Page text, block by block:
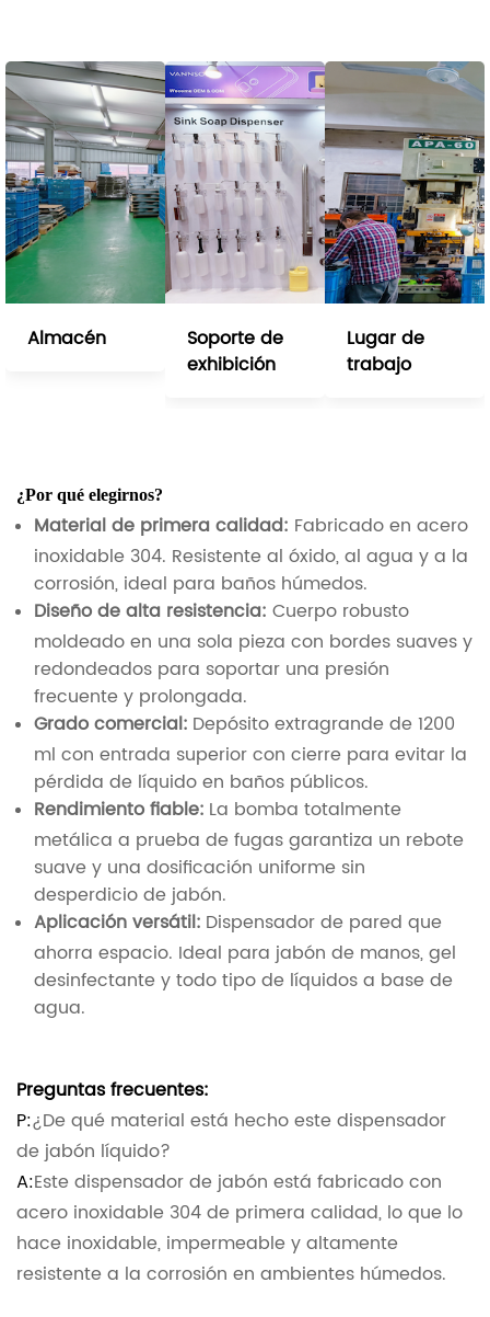
Almacén
Soporte de
exhibición
Lugar de
trabajo
¿Por qué elegirnos?
Material de primera calidad: Fabricado en acero
inoxidable 304. Resistente al óxido, al agua y a la
corrosión, ideal para baños húmedos.
Diseño de alta resistencia: Cuerpo robusto
moldeado en una sola pieza con bordes suaves y
redondeados para soportar una presión
frecuente y prolongada.
Grado comercial: Depósito extragrande de 1200
ml con entrada superior con cierre para evitar la
pérdida de líquido en baños públicos.
Rendimiento fiable: La bomba totalmente
metálica a prueba de fugas garantiza un rebote
suave y una dosificación uniforme sin
desperdicio de jabón.
Aplicación versátil: Dispensador de pared que
ahorra espacio. Ideal para jabón de manos, gel
desinfectante y todo tipo de líquidos a base de
agua.
Preguntas frecuentes:
P:¿De qué material está hecho este dispensador
de jabón líquido?
A:Este dispensador de jabón está fabricado con
acero inoxidable 304 de primera calidad, lo que lo
hace inoxidable, impermeable y altamente
resistente a la corrosión en ambientes húmedos.